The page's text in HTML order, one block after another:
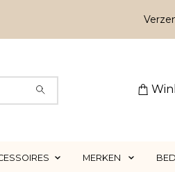
MERKEN